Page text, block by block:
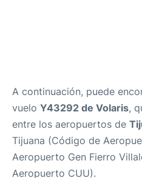
A continuación, puede
vuelo Y43292 de Volaris,
entre los aeropuertos de
Tijuana (Código de
Aeropuerto Gen Fierro
Aeropuerto CUU).